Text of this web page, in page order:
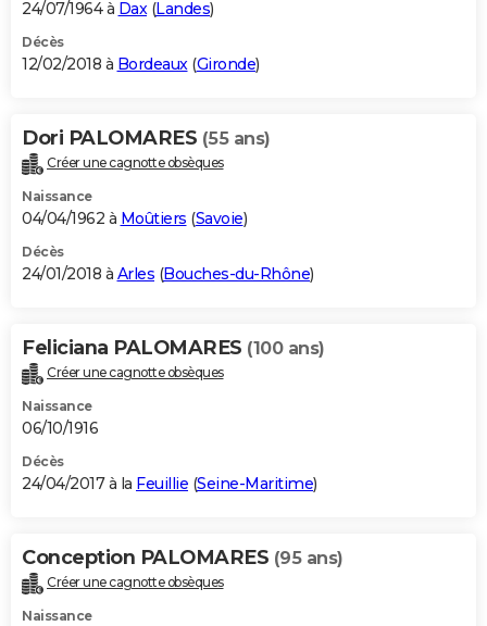
24/07/1964 à Dax(Landes)
Décès
12/02/2018 à Bordeaux(Gironde)
Dori PALOMARES (55 ans)
Créer une cagnotte obsèques
Naissance
04/04/1962 à Moûtiers (Savoie)
Décès
24/01/2018 à Arles (Bouches-du-Rhône)
Feliciana PALOMARES (100 ans)
Créer une cagnotte obsèques
Naissance
06/10/1916
Décès
24/04/2017 à la Feuillie (Seine-Maritime)
Conception PALOMARES (95 ans)
Créer une cagnotte obsèques
Naissance